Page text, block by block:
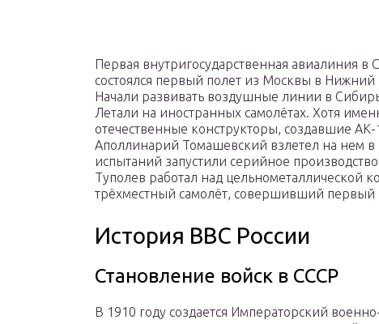
Первая внутригосударственная авиалиния в
состоялся первый полет из Москвы в
Начали развивать воздушные линии в
Летали на иностранных самолётах. Хотя
отечественные конструкторы, создавшие
Аполлинарий Томашевский взлетел на нем в
испытаний запустили серийное
Туполев работал над цельнометаллической
трёхместный самолёт, совершивший первый
История ВВС России
Становление войск в СССР
В 1910 году создается Императорский